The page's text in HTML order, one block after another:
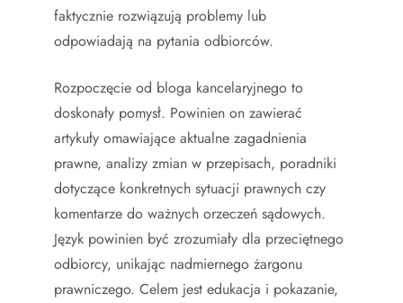
faktycznie rozwiązują problemy lub
odpowiadają na pytania odbiorców.
Rozpoczęcie od bloga kancelaryjnego to
doskonały pomysł. Powinien on zawierać
artykuły omawiające aktualne zagadnienia
prawne, analizy zmian w przepisach, poradniki
dotyczące konkretnych sytuacji prawnych czy
komentarze do ważnych orzeczeń sądowych.
Język powinien być zrozumiały dla przeciętnego
odbiorcy, unikając nadmiernego żargonu
prawniczego. Celem jest edukacja i pokazanie,